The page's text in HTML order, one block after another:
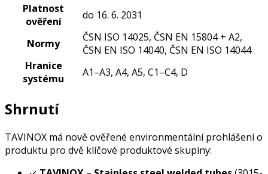
Platnost
ověření
do 16. 6. 2031
Normy
ČSN ISO 14025, ČSN EN 15804 + A2,
ČSN EN ISO 14040, ČSN EN ISO 14044
Hranice
systému
A1–A3, A4, A5, C1–C4, D
Shrnutí
TAVINOX má nově ověřené environmentální prohlášení o
produktu pro dvě klíčové produktové skupiny: